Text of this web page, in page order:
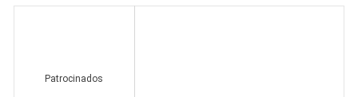
Patrocinados